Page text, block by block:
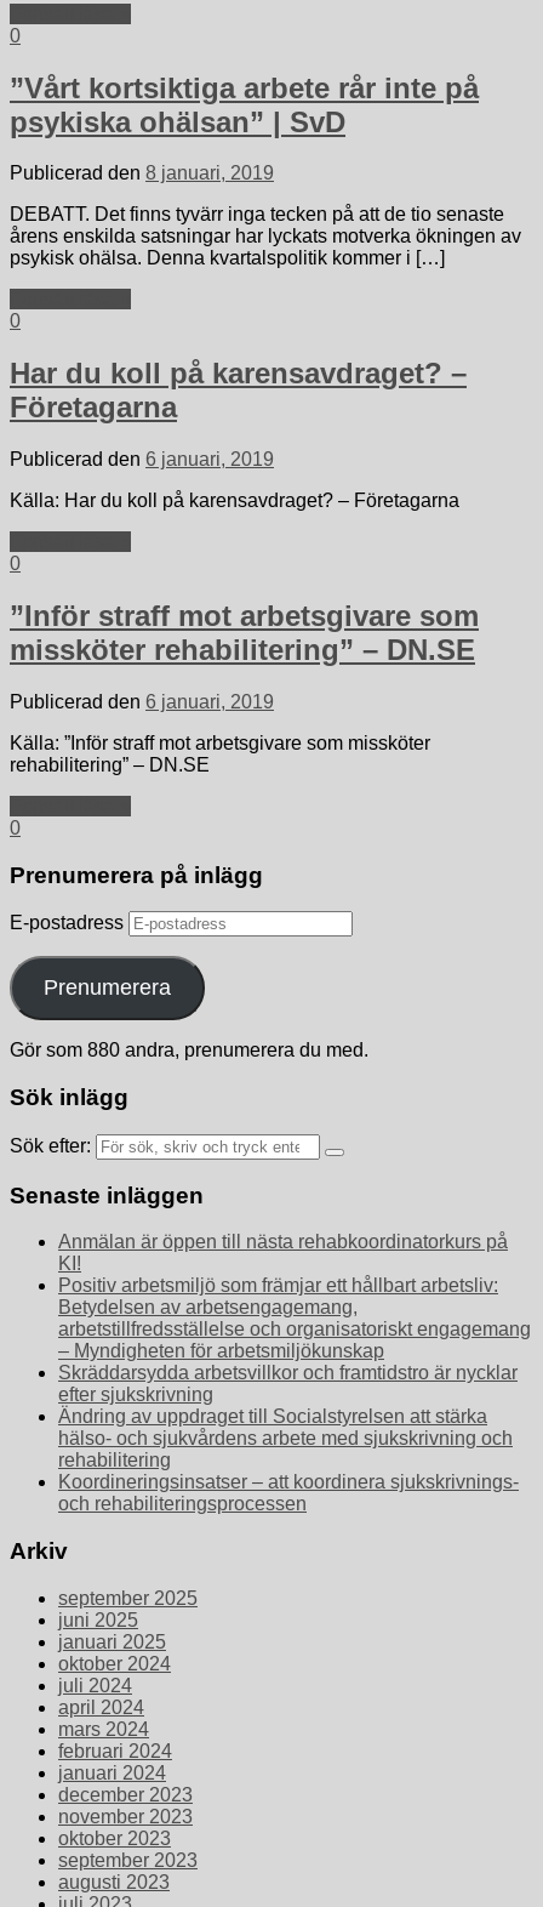
0
”Vårt kortsiktiga arbete rår inte på
psykiska ohälsan” | SvD
Publicerad den 8 januari, 2019
DEBATT. Det finns tyvärr inga tecken på att de tio senaste
årens enskilda satsningar har lyckats motverka ökningen av
psykisk ohälsa. Denna kvartalspolitik kommer i […]
0
Har du koll på karensavdraget? –
Företagarna
Publicerad den 6 januari, 2019
Källa: Har du koll på karensavdraget? – Företagarna
0
”Inför straff mot arbetsgivare som
missköter rehabilitering” – DN.SE
Publicerad den 6 januari, 2019
Källa: ”Inför straff mot arbetsgivare som missköter
rehabilitering” – DN.SE
0
Prenumerera på inlägg
E-postadress
Prenumerera
Gör som 880 andra, prenumerera du med.
Sök inlägg
Sök efter:
Senaste inläggen
Anmälan är öppen till nästa rehabkoordinatorkurs på
KI!
Positiv arbetsmiljö som främjar ett hållbart arbetsliv:
Betydelsen av arbetsengagemang,
arbetstillfredsställelse och organisatoriskt engagemang
– Myndigheten för arbetsmiljökunskap
Skräddarsydda arbetsvillkor och framtidstro är nycklar
efter sjukskrivning
Ändring av uppdraget till Socialstyrelsen att stärka
hälso- och sjukvårdens arbete med sjukskrivning och
rehabilitering
Koordineringsinsatser – att koordinera sjukskrivnings-
och rehabiliteringsprocessen
Arkiv
september 2025
juni 2025
januari 2025
oktober 2024
juli 2024
april 2024
mars 2024
februari 2024
januari 2024
december 2023
november 2023
oktober 2023
september 2023
augusti 2023